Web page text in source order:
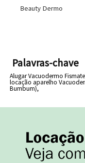
Beauty Dermo
Palavras-chave
Alugar Vacuodermo
locação aparelho
Bumbum),